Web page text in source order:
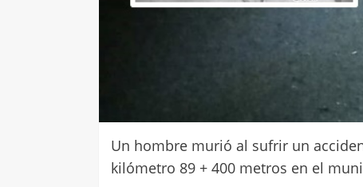
Un hombre murió al sufrir un
kilómetro 89 + 400 metros en el